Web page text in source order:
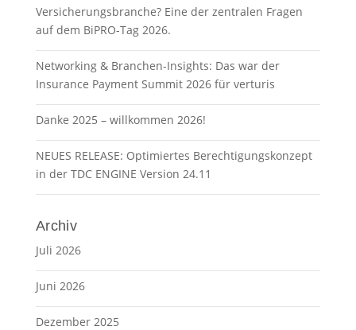
Versicherungsbranche? Eine der zentralen Fragen
auf dem BiPRO-Tag 2026.
Networking & Branchen-Insights: Das war der
Insurance Payment Summit 2026 für verturis
Danke 2025 – willkommen 2026!
NEUES RELEASE: Optimiertes Berechtigungskonzept
in der TDC ENGINE Version 24.11
Archiv
Juli 2026
Juni 2026
Dezember 2025